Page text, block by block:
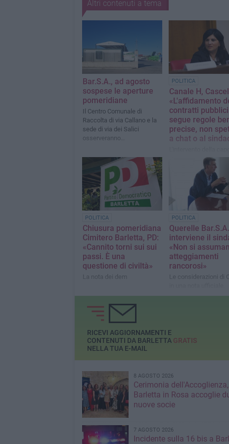
Altri contenuti a tema
Bar.S.A., ad agosto
sospese le aperture
pomeridiane
Il Centro Comunale di
Raccolta di via Callano e la
sede di via dei Salici
osserveranno
apertura mattutino dal primo
agosto
POLITICA
Canale H,
«L'affidamento
contratti pubblici
segue regole
precise, non
a chat o al
del Partito
POLITICA
Chiusura pomeridiana
Cimitero Barletta, PD:
«Cannito torni sui sui
passi. È una
questione di civiltà»
La nota dei dem
POLITICA
Querelle
interviene il
«Non si
atteggiamenti
rancorosi»
Le considerazioni di
«Confermo
RICEVI AGGIORNAMENTI E
CONTENUTI DA BARLETTA GRATIS
NELLA TUA E-MAIL
8 AGOSTO 2026
Cerimonia dell'Accoglienza,
Barletta in Rosa accoglie
nuove socie
7 AGOSTO 2026
Incidente sulla 16 bis a